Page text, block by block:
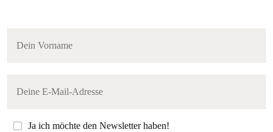
Ja ich möchte den Newsletter haben!